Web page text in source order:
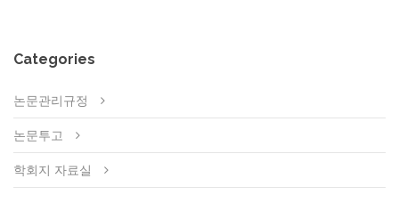
Categories
논문관리규정
논문투고
학회지 자료실